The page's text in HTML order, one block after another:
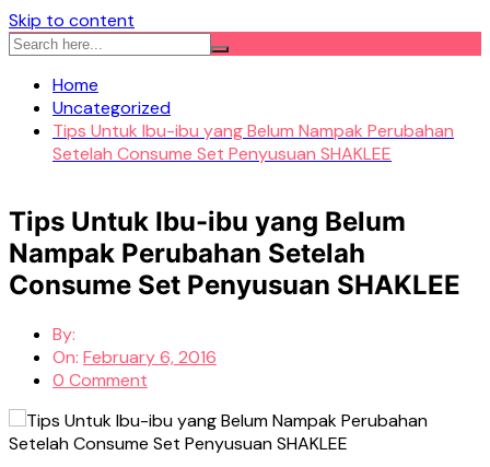
Skip to content
Home
Uncategorized
Tips Untuk Ibu-ibu yang Belum Nampak Perubahan
Setelah Consume Set Penyusuan SHAKLEE
Tips Untuk Ibu-ibu yang Belum
Nampak Perubahan Setelah
Consume Set Penyusuan SHAKLEE
By:
On: February 6, 2016
0 Comment